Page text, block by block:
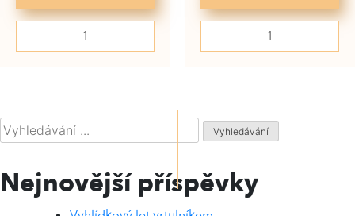
na
na
Hledat:
Nejnovější příspěvky